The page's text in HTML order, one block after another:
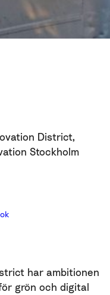
District,
Stockholm
har ambitionen
grön och digital